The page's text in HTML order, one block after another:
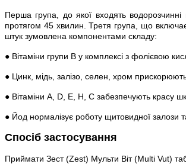
Перша група, до якої входять
протягом 45 хвилин. Третя група, що включає
штук зумовлена компонентами складу:
● Вітаміни групи В у комплексі з фолієвою
● Цинк, мідь, залізо, селен, хром
● Вітаміни А, D, Е, Н, С забезпечують красу
● Йод нормалізує роботу щитовидної залози
Спосіб застосування
Приймати Зест (Zest) Мульти Віт (Multi Vut)